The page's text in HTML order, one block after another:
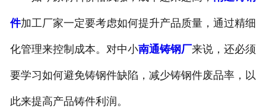
生产能力
联系我们
件加工厂家一定要考虑如何提升产品质量，通过精细
化管理来控制成本。对中小南通铸钢厂来说，还必须
要学习如何避免铸钢件缺陷，减少铸钢件废品率，以
此来提高产品铸件利润。